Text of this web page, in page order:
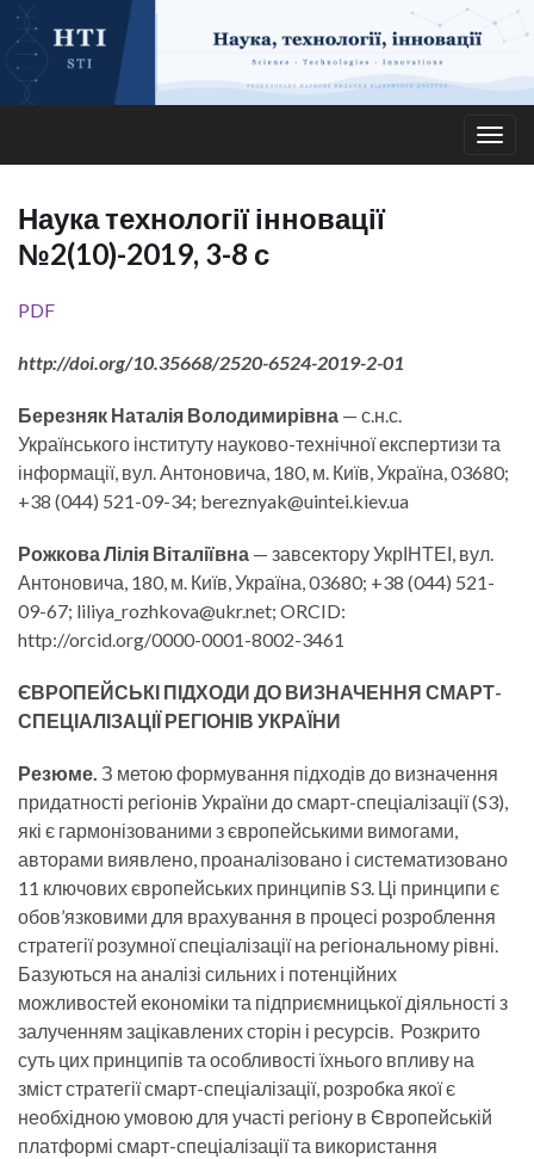
Наука технології інновації
№2(10)-2019, 3-8 с
PDF
http://doi.org/10.35668/2520-6524-2019-2-01
Березняк Наталія Володимирівна — с.н.с.
Українського інституту науково-технічної експертизи та
інформації, вул. Антоновича, 180, м. Київ, Україна, 03680;
+38 (044) 521-09-34; bereznyak@uintei.kiev.ua
Рожкова Лілія Віталіївна — завсектору УкрІНТЕІ, вул.
Антоновича, 180, м. Київ, Україна, 03680; +38 (044) 521-
09-67; liliya_rozhkova@ukr.net; ORCID:
http://orcid.org/0000-0001-8002-3461
ЄВРОПЕЙСЬКІ ПІДХОДИ ДО ВИЗНАЧЕННЯ СМАРТ-
СПЕЦІАЛІЗАЦІЇ РЕГІОНІВ УКРАЇНИ
Резюме. З метою формування підходів до визначення
придатності регіонів України до смарт-спеціалізації (S3),
які є гармонізованими з європейськими вимогами,
авторами виявлено, проаналізовано і систематизовано
11 ключових європейських принципів S3. Ці принципи є
обов’язковими для врахування в процесі розроблення
стратегії розумної спеціалізації на регіональному рівні.
Базуються на аналізі сильних і потенційних
можливостей економіки та підприємницької діяльності з
залученням зацікавлених сторін і ресурсів. Розкрито
суть цих принципів та особливості їхнього впливу на
зміст стратегії смарт-спеціалізації, розробка якої є
необхідною умовою для участі регіону в Європейській
платформі смарт-спеціалізації та використання